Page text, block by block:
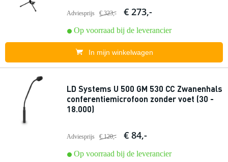
Adviesprijs € 323,- € 273,-
Op voorraad bij de leverancier
In mijn winkelwagen
LD Systems U 500 GM 530 CC Zwanenhals
conferentiemicrofoon zonder voet (30 -
18.000)
Adviesprijs € 120,- € 84,-
Op voorraad bij de leverancier